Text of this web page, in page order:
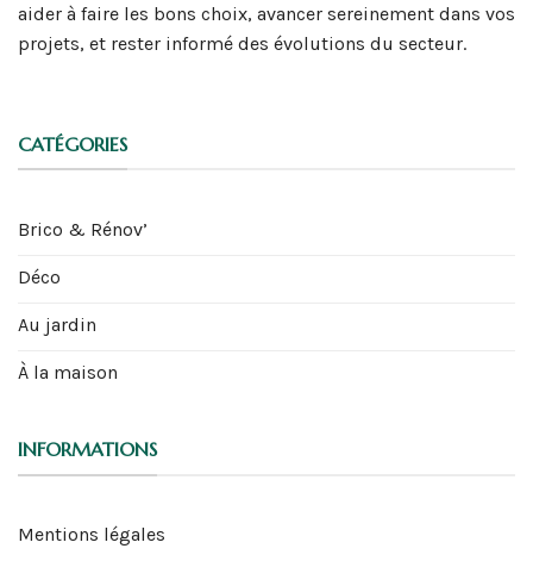
aider à faire les bons choix, avancer sereinement dans vos
projets, et rester informé des évolutions du secteur.
CATÉGORIES
Brico & Rénov’
Déco
Au jardin
À la maison
INFORMATIONS
Mentions légales